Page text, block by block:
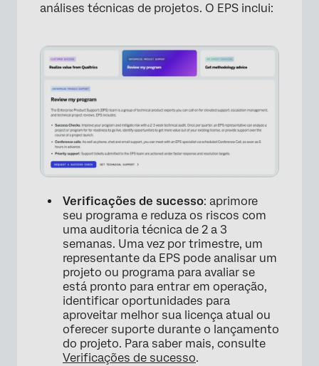
×
análises técnicas de projetos. O EPS inclui:
Verificações de sucesso: aprimore
seu programa e reduza os riscos com
uma auditoria técnica de 2 a 3
semanas. Uma vez por trimestre, um
representante da EPS pode analisar um
projeto ou programa para avaliar se
está pronto para entrar em operação,
identificar oportunidades para
aproveitar melhor sua licença atual ou
oferecer suporte durante o lançamento
do projeto. Para saber mais, consulte
Verificações de sucesso.